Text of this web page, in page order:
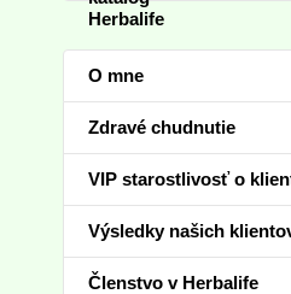
O mne
Zdravé chudnutie
VIP starostlivosť o
Výsledky našich
Členstvo v Herbalife